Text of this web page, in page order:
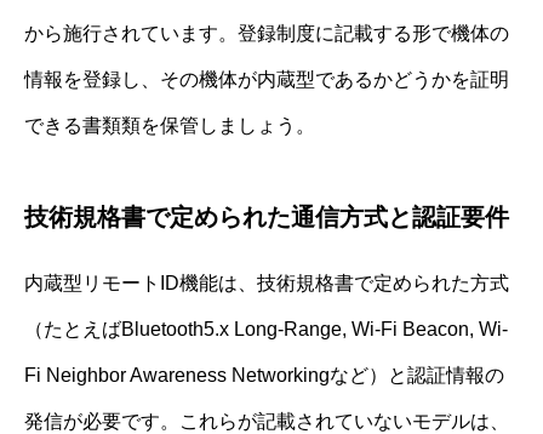
から施行されています。登録制度に記載する形で機体の
情報を登録し、その機体が内蔵型であるかどうかを証明
できる書類類を保管しましょう。
技術規格書で定められた通信方式と認証要件
内蔵型リモートID機能は、技術規格書で定められた方式
（たとえばBluetooth5.x Long-Range, Wi-Fi Beacon, Wi-
Fi Neighbor Awareness Networkingなど）と認証情報の
発信が必要です。これらが記載されていないモデルは、